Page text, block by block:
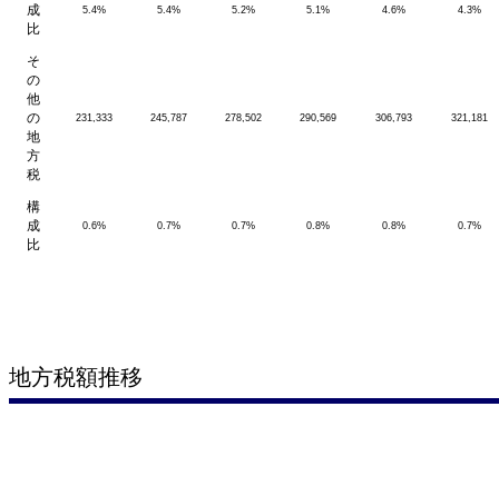
成
比
5.4% 5.4% 5.2% 5.1% 4.6% 4.3%
そ
の
他
の
地
方
税
231,333 245,787 278,502 290,569 306,793 321,181
構
成
比
0.6% 0.7% 0.7% 0.8% 0.8% 0.7%
地方税額推移